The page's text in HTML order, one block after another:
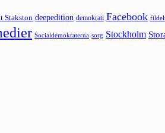
Stakston deepedition demokrati Facebook
Socialdemokraterna sorg Stockholm